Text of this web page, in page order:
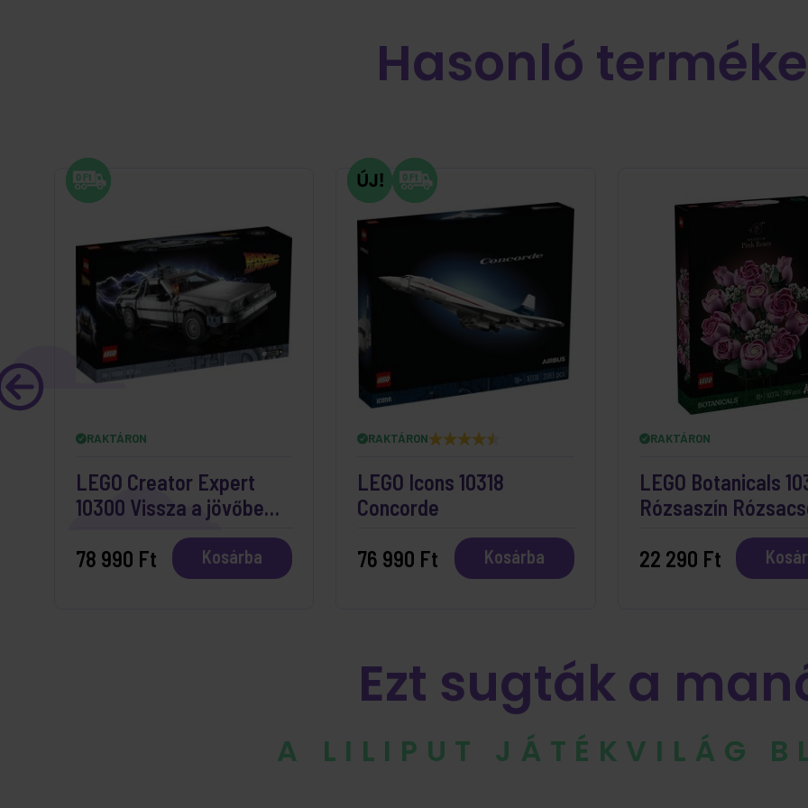
Hasonló
RAKTÁRON
LEGO Creator Expert
10300 Vissza a jövőbe
78 990 Ft
Kosárba
RAKTÁRON
LEGO Icons 10318
Concorde
76 990 Ft
Kosárba
RAKTÁRON
LEGO Botanicals
Rózsaszín
22 290 Ft
Ezt sugták a
A LILIPUT JÁTÉKVILÁG